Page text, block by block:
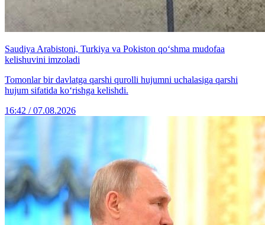
Saudiya Arabistoni, Turkiya va Pokiston qo‘shma mudofaa
kelishuvini imzoladi
Tomonlar bir davlatga qarshi qurolli hujumni uchalasiga qarshi
hujum sifatida ko‘rishga kelishdi.
16:42 / 07.08.2026